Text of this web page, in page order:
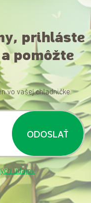
prihláste
pomôžte
vo vašej chladničke.
ODOSLAŤ
údajov